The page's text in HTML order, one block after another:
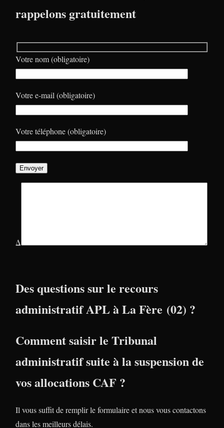
rappelons gratuitement
Votre nom (obligatoire)
Votre e-mail (obligatoire)
Votre téléphone (obligatoire)
Δ
Des questions sur le recours
administratif APL à La Fère (02) ?
Comment saisir le Tribunal
administratif suite à la suspension de
vos allocations CAF ?
Il vous suffit de remplir le formulaire et nous vous contactons
dans les meilleurs délais.